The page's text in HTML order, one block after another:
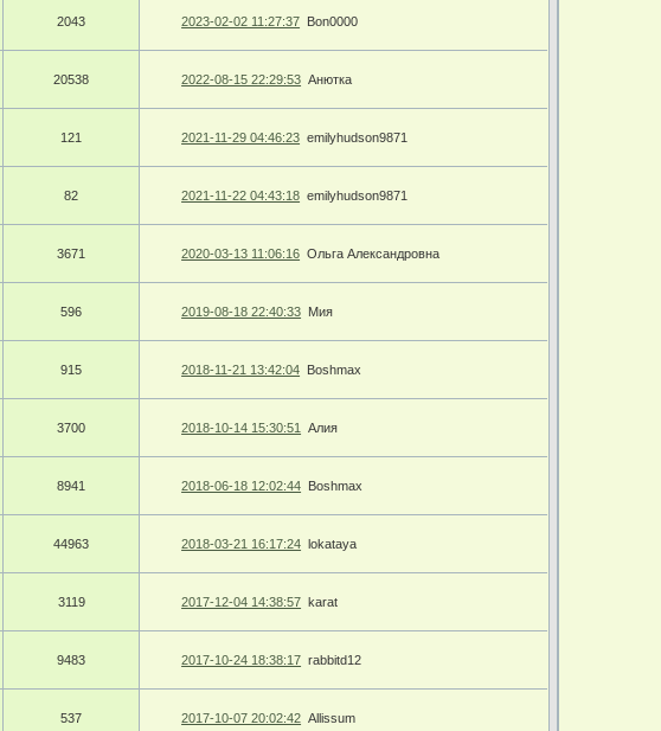
2043 2023-02-02 11:27:37 Bon0000
20538 2022-08-15 22:29:53 Анютка
121 2021-11-29 04:46:23 emilyhudson9871
82 2021-11-22 04:43:18 emilyhudson9871
3671 2020-03-13 11:06:16 Ольга Александровна
596 2019-08-18 22:40:33 Мия
915 2018-11-21 13:42:04 Boshmax
3700 2018-10-14 15:30:51 Алия
8941 2018-06-18 12:02:44 Boshmax
44963 2018-03-21 16:17:24 lokataya
3119 2017-12-04 14:38:57 karat
9483 2017-10-24 18:38:17 rabbitd12
537 2017-10-07 20:02:42 Allissum